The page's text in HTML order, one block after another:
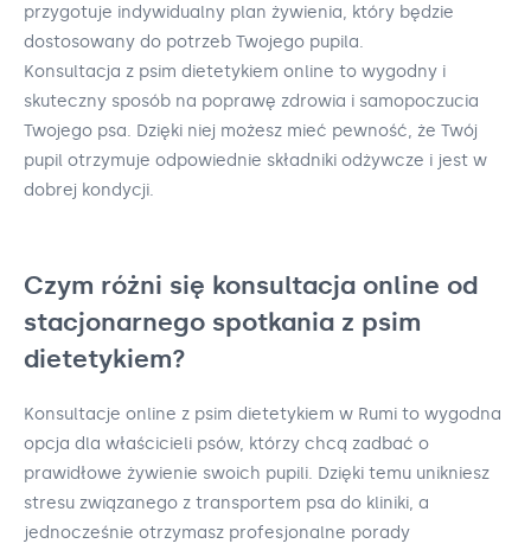
przygotuje indywidualny plan żywienia, który będzie
dostosowany do potrzeb Twojego pupila.
Konsultacja z psim dietetykiem online to wygodny i
skuteczny sposób na poprawę zdrowia i samopoczucia
Twojego psa. Dzięki niej możesz mieć pewność, że Twój
pupil otrzymuje odpowiednie składniki odżywcze i jest w
dobrej kondycji.
Czym różni się konsultacja online od
stacjonarnego spotkania z psim
dietetykiem?
Konsultacje online z psim dietetykiem w Rumi to wygodna
opcja dla właścicieli psów, którzy chcą zadbać o
prawidłowe żywienie swoich pupili. Dzięki temu unikniesz
stresu związanego z transportem psa do kliniki, a
jednocześnie otrzymasz profesjonalne porady